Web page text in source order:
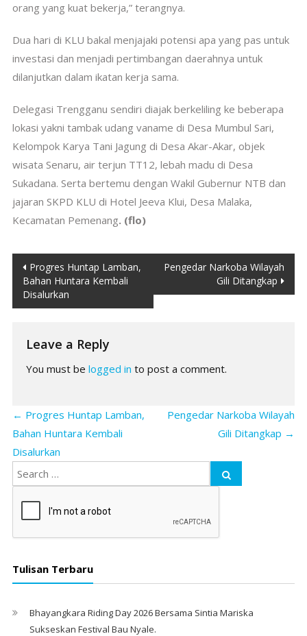
orang yang kuat bekerja,” terangnya.
Dua hari di KLU bakal menjajaki potensi apa yang pas untuk
investasi dan menjadi pertimbangan daerahnya untuk
dilanjutkan dalam ikatan kerja sama.
Delegasi Trengganu sendiri diajak berkeliling ke beberapa
lokasi yakni tambak udang vaname di Desa Mumbul Sari,
Kelompok Karya Tani Jagung di Desa Akar-Akar, objek
wisata Senaru, air terjun TT12, lebah madu di Desa
Sukadana. Serta bertemu dengan Wakil Gubernur NTB dan
jajaran SKPD KLU di Hotel Jeeva Klui, Desa Malaka,
Kecamatan Pemenang. (flo)
Post
navigation
Progres Huntap Lamban,
Bahan Huntara Kembali
Disalurkan
Pengedar Narkoba Wilayah
Gili Ditangkap
Leave a Reply
You must be logged in to post a comment.
← Progres Huntap Lamban,
Bahan Huntara Kembali
Disalurkan
Pengedar Narkoba Wilayah
Gili Ditangkap →
Tulisan Terbaru
Bhayangkara Riding Day 2026 Bersama Sintia Mariska
Sukseskan Festival Bau Nyale. ‎